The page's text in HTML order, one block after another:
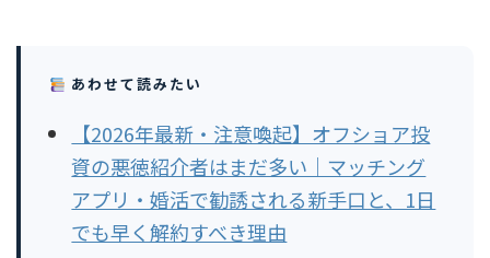
あわせて読みたい
【2026年最新・注意喚起】オフショア投
資の悪徳紹介者はまだ多い｜マッチング
アプリ・婚活で勧誘される新手口と、1日
でも早く解約すべき理由